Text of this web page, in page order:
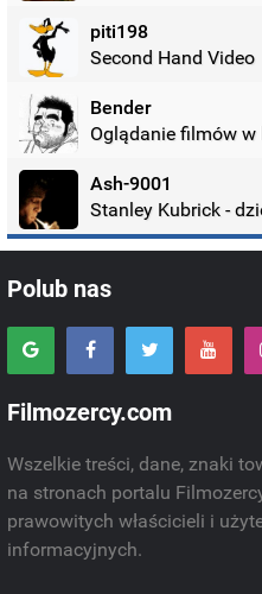
piti198
Second Hand Video
Bender
Oglądanie filmów w
Ash-9001
Stanley Kubrick -
Polub nas
Filmozercy.com
Wszelkie treści, dane, znaki
na stronach portalu
prawowitych właścicieli i
informacyjnych.